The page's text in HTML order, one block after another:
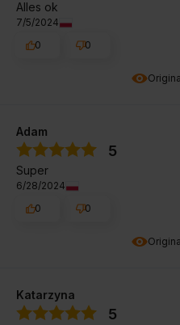
Alles ok
7/5/2024
0
0
Adam
5
Super
6/28/2024
0
0
Katarzyna
5